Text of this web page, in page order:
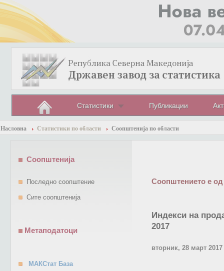
Статистики Публикации
Насловна Статистики по области Соопштенија по области
Соопштението е од
Индекси на
2017
вторник, 28 март 2017
Соопштенија
Последно соопштение
Сите соопштенија
Метаподатоци
МАКСтат База